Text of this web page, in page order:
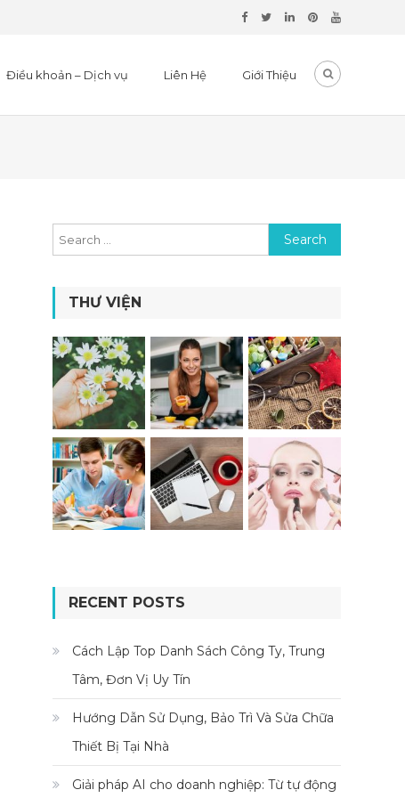
Điều khoản – Dịch vụ Liên Hệ Giới Thiệu
Search for:
THƯ VIỆN
RECENT POSTS
Cách Lập Top Danh Sách Công Ty, Trung
Tâm, Đơn Vị Uy Tín
Hướng Dẫn Sử Dụng, Bảo Trì Và Sửa Chữa
Thiết Bị Tại Nhà
Giải pháp AI cho doanh nghiệp: Từ tự động